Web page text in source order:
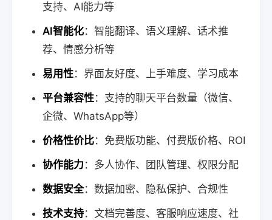
支持、AI能力等
AI智能化：智能翻译、语义理解、话术推
荐、情感分析等
易用性：界面友好度、上手难度、学习成本
平台兼容性：支持的聊天平台数量（微信、
企微、WhatsApp等）
价格性价比：免费版功能、付费版价格、ROI
协作能力 ：多人协作、团队管理、权限分配
数据安全：数据加密、隐私保护、合规性
技术支持：文档完善度、客服响应速度、社